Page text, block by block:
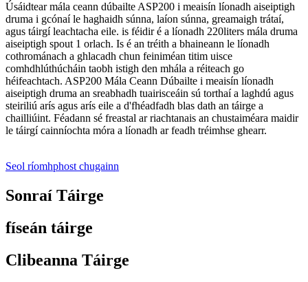
Úsáidtear mála ceann dúbailte ASP200 i meaisín líonadh aiseiptigh
druma i gcónaí le haghaidh súnna, laíon súnna, greamaigh trátaí,
agus táirgí leachtacha eile. is féidir é a líonadh 220liters mála druma
aiseiptigh spout 1 orlach. Is é an tréith a bhaineann le líonadh
cothrománach a ghlacadh chun feiniméan titim uisce
comhdhlúthúcháin taobh istigh den mhála a réiteach go
héifeachtach. ASP200 Mála Ceann Dúbailte i meaisín líonadh
aiseiptigh druma an sreabhadh tuairisceáin sú torthaí a laghdú agus
steiriliú arís agus arís eile a d'fhéadfadh blas dath an táirge a
chailliúint. Féadann sé freastal ar riachtanais an chustaiméara maidir
le táirgí cainníochta móra a líonadh ar feadh tréimhse ghearr.
Seol ríomhphost chugainn
Sonraí Táirge
físeán táirge
Clibeanna Táirge